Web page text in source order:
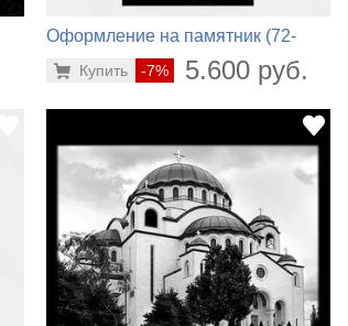
Оформление на памятник (72-
-7% 5.600 руб.
Купить